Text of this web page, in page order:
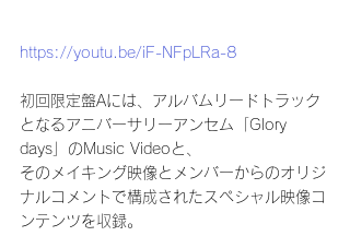
https://youtu.be/iF-NFpLRa-8
初回限定盤Aには、アルバムリードトラック
となるアニバーサリーアンセム「Glory
days」のMusic Videoと、
そのメイキング映像とメンバーからのオリジ
ナルコメントで構成されたスペシャル映像コ
ンテンツを収録。